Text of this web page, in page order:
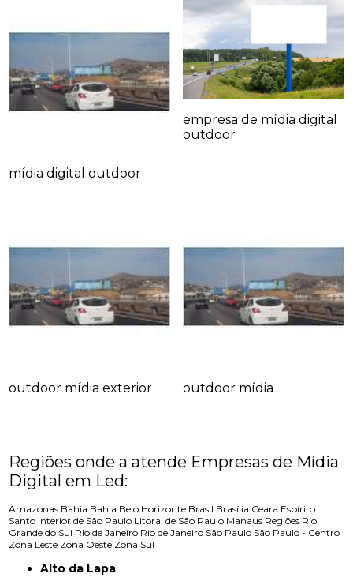
mídia digital outdoor
empresa de mídia digital
outdoor
outdoor mídia exterior outdoor mídia
Regiões onde a atende Empresas de Mídia
Digital em Led:
Amazonas Bahia Bahia Belo Horizonte Brasil Brasília Ceara Espírito
Santo Interior de São Paulo Litoral de São Paulo Manaus Regiões Rio
Grande do Sul Rio de Janeiro Rio de Janeiro São Paulo São Paulo - Centro
Zona Leste Zona Oeste Zona Sul
Alto da Lapa